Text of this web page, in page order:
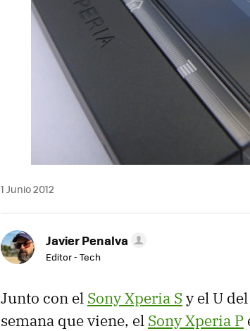
1 Junio 2012
Javier Penalva
Editor - Tech
Junto con el Sony Xperia S y el U
semana que viene, el Sony Xperia P